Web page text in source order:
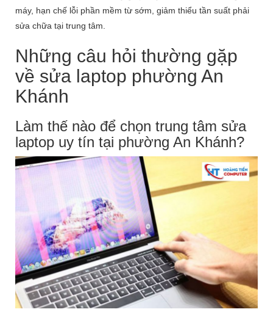
máy, hạn chế lỗi phần mềm từ sớm, giảm thiểu tần suất phải
sửa chữa tại trung tâm.
Những câu hỏi thường gặp
về sửa laptop phường An
Khánh
Làm thế nào để chọn trung tâm sửa
laptop uy tín tại phường An Khánh?